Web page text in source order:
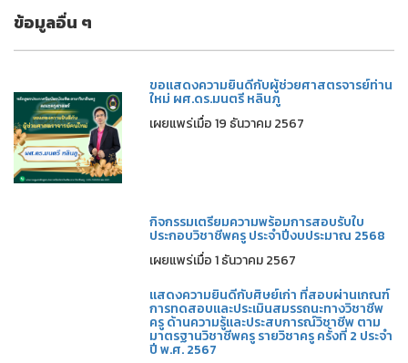
ข้อมูลอื่น ๆ
ขอแสดงความยินดีกับผู้ช่วยศาสตรจารย์ท่าน
ใหม่ ผศ.ดร.มนตรี หลินภู
เผยแพร่เมื่อ 19 ธันวาคม 2567
กิจกรรมเตรียมความพร้อมการสอบรับใบ
ประกอบวิชาชีพครู ประจำปีงบประมาณ 2568
เผยแพร่เมื่อ 1 ธันวาคม 2567
แสดงความยินดีกับศิษย์เก่า ที่สอบผ่านเกณฑ์
การทดสอบและประเมินสมรรถนะทางวิชาชีพ
ครู ด้านความรู้และประสบการณ์วิชาชีพ ตาม
มาตรฐานวิชาชีพครู รายวิชาครู ครั้งที่ 2 ประจำ
ปี พ.ศ. 2567